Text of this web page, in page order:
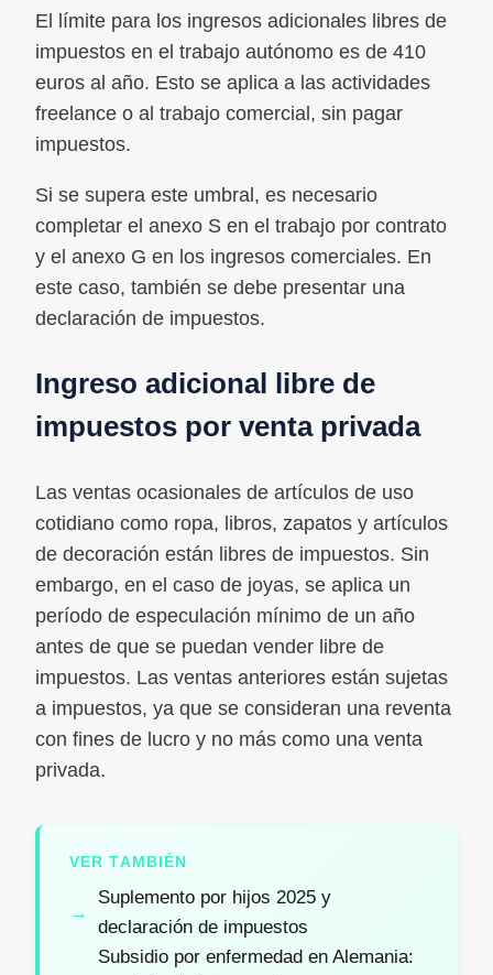
El límite para los ingresos adicionales libres de
impuestos en el trabajo autónomo es de 410
euros al año. Esto se aplica a las actividades
freelance o al trabajo comercial, sin pagar
impuestos.
Si se supera este umbral, es necesario
completar el anexo S en el trabajo por contrato
y el anexo G en los ingresos comerciales. En
este caso, también se debe presentar una
declaración de impuestos.
Ingreso adicional libre de
impuestos por venta privada
Las ventas ocasionales de artículos de uso
cotidiano como ropa, libros, zapatos y artículos
de decoración están libres de impuestos. Sin
embargo, en el caso de joyas, se aplica un
período de especulación mínimo de un año
antes de que se puedan vender libre de
impuestos. Las ventas anteriores están sujetas
a impuestos, ya que se consideran una reventa
con fines de lucro y no más como una venta
privada.
VER TAMBIÉN
Suplemento por hijos 2025 y
declaración de impuestos
Subsidio por enfermedad en Alemania: